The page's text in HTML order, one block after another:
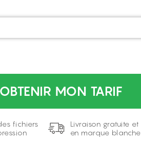
OBTENIR MON TARIF
fichiers
Livraison gratuite et
en marque blanche